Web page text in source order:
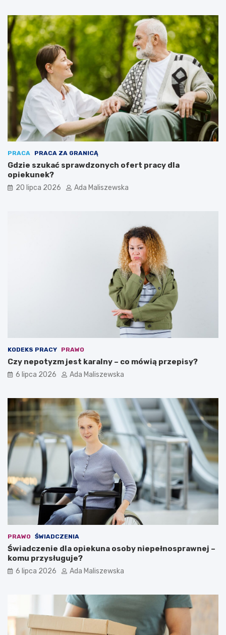
PRACA PRACA ZA GRANICĄ
Gdzie szukać sprawdzonych ofert pracy dla
opiekunek?
20 lipca 2026 Ada Maliszewska
KODEKS PRACY PRAWO
Czy nepotyzm jest karalny – co mówią przepisy?
6 lipca 2026 Ada Maliszewska
PRAWO ŚWIADCZENIA
Świadczenie dla opiekuna osoby niepełnosprawnej –
komu przysługuje?
6 lipca 2026 Ada Maliszewska